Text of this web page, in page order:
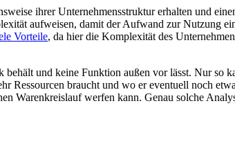
ihrer Unternehmensstruktur erhalten und
aufweisen, damit der Aufwand zur Nutzung
Vorteile, da hier die Komplexität des
und keine Funktion außen vor lässt. Nur so
braucht und wo er eventuell noch
Warenkreislauf werfen kann. Genau solche